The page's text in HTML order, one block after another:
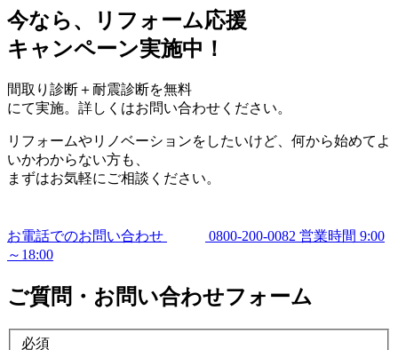
今なら、リフォーム応援
キャンペーン実施中！
間取り診断＋耐震診断を無料
にて実施。詳しくはお問い合わせください。
リフォームやリノベーションをしたいけど、何から始めてよ
いかわからない方も、
まずはお気軽にご相談ください。
お電話でのお問い合わせ 0800-200-0082 営業時間 9:00
～18:00
ご質問・お問い合わせフォーム
必須